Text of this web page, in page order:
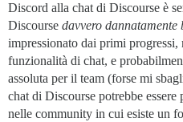
Discord alla chat di Discourse è
Discourse davvero dannatamente
impressionato dai primi progressi,
funzionalità di chat, e
assoluta per il team (forse mi
chat di Discourse potrebbe
nelle community in cui esiste un